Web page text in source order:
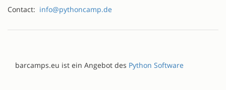
Contact: info@pythoncamp.de
barcamps.eu ist ein Angebot des Python Software